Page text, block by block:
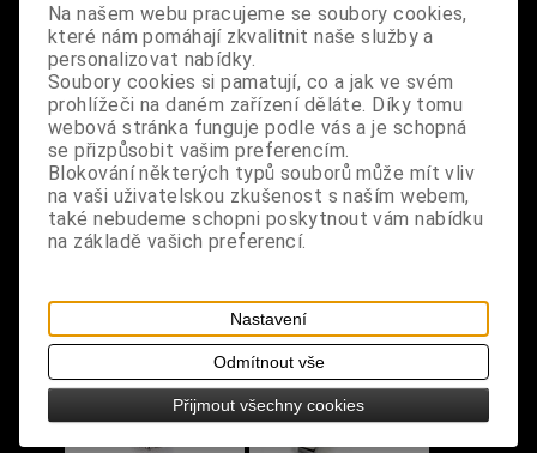
design: stylový řetízek s křížkem a dvěmi
karabinkami, lze využít jako ozdoba na kalhoty,
opasek, tašku, kabelku, batoh, šaty, svetr...
rozměry: celková délka 29 cm, křížek 4 x 2 cm
S výrobkem se také prodává
Na našem webu pracujeme se soubory cookies,
které nám pomáhají zkvalitnit naše služby a
personalizovat nabídky.
Soubory cookies si pamatují, co a jak ve svém
prohlížeči na daném zařízení děláte. Díky tomu
webová stránka funguje podle vás a je schopná
se přizpůsobit vašim preferencím.
Blokování některých typů souborů může mít vliv
na vaši uživatelskou zkušenost s naším webem,
také nebudeme schopni poskytnout vám nabídku
na základě vašich preferencí.
Nastavení
Odmítnout vše
Přijmout všechny cookies